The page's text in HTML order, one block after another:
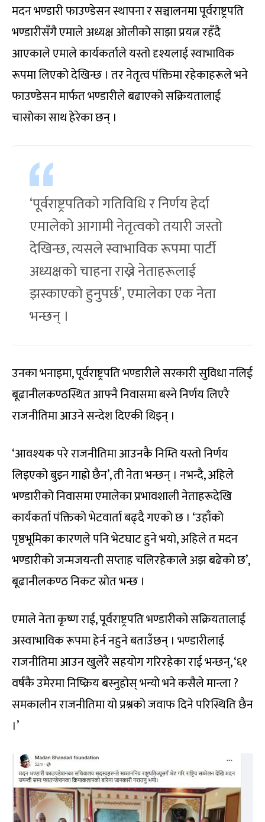
मदन भण्डारी फाउण्डेसन स्थापना र सञ्चालनमा पूर्वराष्ट्रपति
भण्डारीसँगै एमाले अध्यक्ष ओलीको साझा प्रयत्न रहँदै
आएकाले एमाले कार्यकर्ताले यस्तो दृश्यलाई स्वाभाविक
रूपमा लिएको देखिन्छ । तर नेतृत्व पंक्तिमा रहेकाहरूले भने
फाउण्डेसन मार्फत भण्डारीले बढाएको सक्रियतालाई
चासोका साथ हेरेका छन् ।
‘पूर्वराष्ट्रपतिको गतिविधि र निर्णय हेर्दा
एमालेको आगामी नेतृत्वको तयारी जस्तो
देखिन्छ, त्यसले स्वाभाविक रूपमा पार्टी
अध्यक्षको चाहना राख्ने नेताहरूलाई
झस्काएको हुनुपर्छ’, एमालेका एक नेता
भन्छन् ।
उनका भनाइमा, पूर्वराष्ट्रपति भण्डारीले सरकारी सुविधा नलिई
बूढानीलकण्ठस्थित आफ्नै निवासमा बस्ने निर्णय लिएरै
राजनीतिमा आउने सन्देश दिएकी थिइन् ।
‘आवश्यक परे राजनीतिमा आउनकै निम्ति यस्तो निर्णय
लिइएको बुझ्न गाह्रो छैन’, ती नेता भन्छन् । नभन्दै, अहिले
भण्डारीको निवासमा एमालेका प्रभावशाली नेताहरूदेखि
कार्यकर्ता पंक्तिको भेटवार्ता बढ्दै गएको छ । ‘उहाँको
पृष्ठभूमिका कारणले पनि भेटघाट हुने भयो, अहिले त मदन
भण्डारीको जन्मजयन्ती सप्ताह चलिरहेकाले अझ बढेको छ’,
बूढानीलकण्ठ निकट स्रोत भन्छ ।
एमाले नेता कृष्ण राई, पूर्वराष्ट्रपति भण्डारीको सक्रियतालाई
अस्वाभाविक रूपमा हेर्न नहुने बताउँछन् । भण्डारीलाई
राजनीतिमा आउन खुलेरै सहयोग गरिरहेका राई भन्छन्, ‘६१
वर्षकै उमेरमा निष्क्रिय बस्नुहोस् भन्यो भने कसैले मान्ला ?
समकालीन राजनीतिमा यो प्रश्नको जवाफ दिने परिस्थिति छैन
।’